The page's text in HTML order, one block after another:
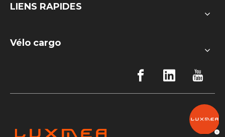
LIENS RAPIDES
Vélo cargo